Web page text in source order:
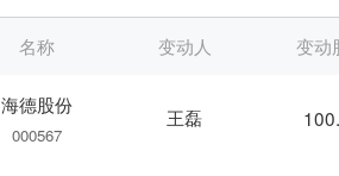
名称 变动人 变动
海德股份
000567
王磊